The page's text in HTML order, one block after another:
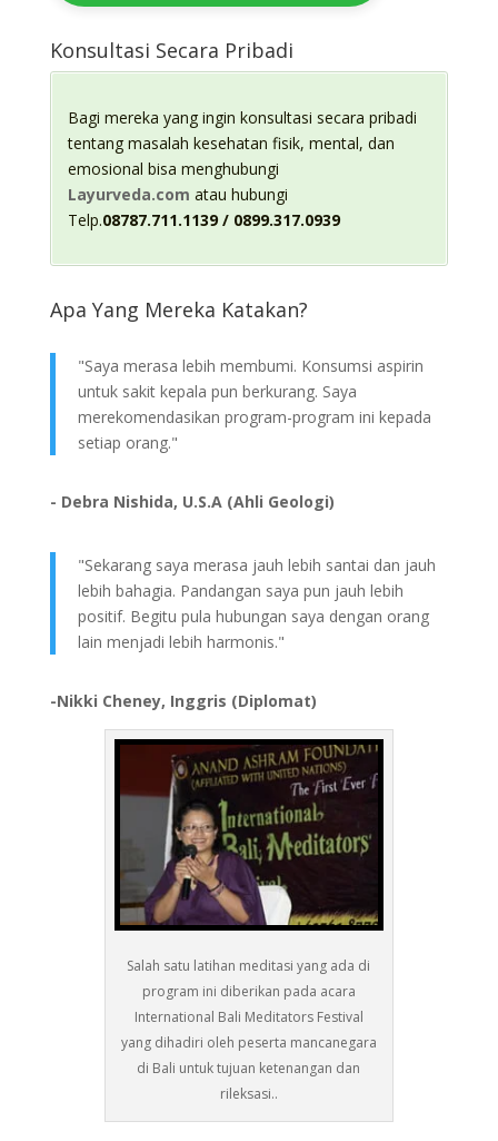
Konsultasi Secara Pribadi
Bagi mereka yang ingin konsultasi secara pribadi
tentang masalah kesehatan fisik, mental, dan
emosional bisa menghubungi
Layurveda.com atau hubungi
Telp.08787.711.1139 / 0899.317.0939
Apa Yang Mereka Katakan?
"Saya merasa lebih membumi. Konsumsi aspirin
untuk sakit kepala pun berkurang. Saya
merekomendasikan program-program ini kepada
setiap orang."
- Debra Nishida, U.S.A (Ahli Geologi)
"Sekarang saya merasa jauh lebih santai dan jauh
lebih bahagia. Pandangan saya pun jauh lebih
positif. Begitu pula hubungan saya dengan orang
lain menjadi lebih harmonis."
-Nikki Cheney, Inggris (Diplomat)
Salah satu latihan meditasi yang ada di
program ini diberikan pada acara
International Bali Meditators Festival
yang dihadiri oleh peserta mancanegara
di Bali untuk tujuan ketenangan dan
rileksasi..